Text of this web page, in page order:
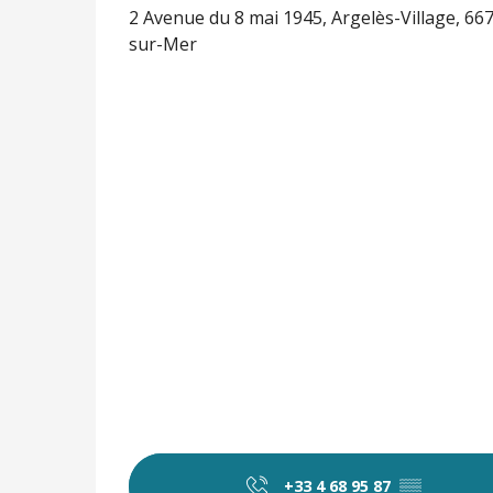
2 Avenue du 8 mai 1945, Argelès-Village,
sur-Mer
+33 4 68 95 87 ▒▒